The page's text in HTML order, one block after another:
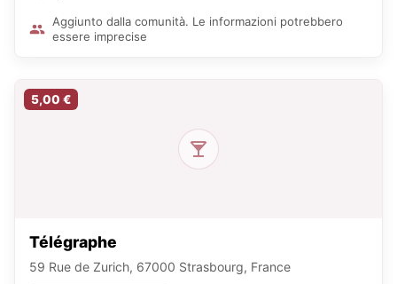
Aggiunto dalla comunità. Le informazioni potrebbero
essere imprecise
5,00 €
Télégraphe
59 Rue de Zurich, 67000 Strasbourg, France